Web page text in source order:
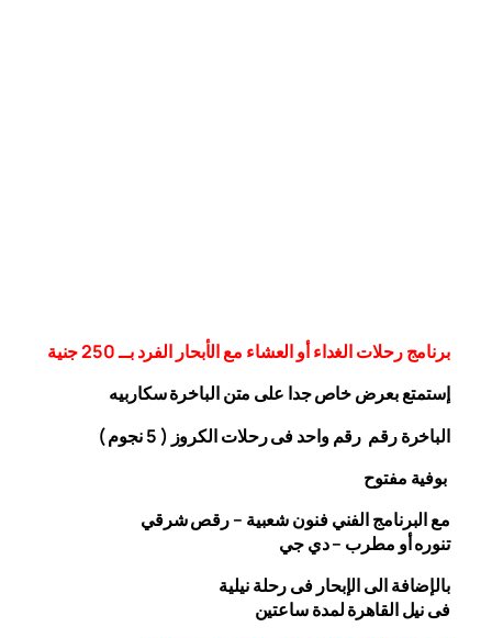
برنامج رحلات الغداء أو العشاء مع الأبحار الفرد بــ 250 جنية
إستمتع بعرض خاص جدا على متن الباخرةسكاربيه
الباخرة رقم رقم واحد فى رحلات الكروز ( 5 نجوم )
بوفية مفتوح
مع البرنامج الفني فنون شعبية – رقص شرقي
تنوره أو مطرب – دي جي
بالإضافة الى الإبحار فى رحلة نيلية
فى نيل القاهرة لمدة ساعتين